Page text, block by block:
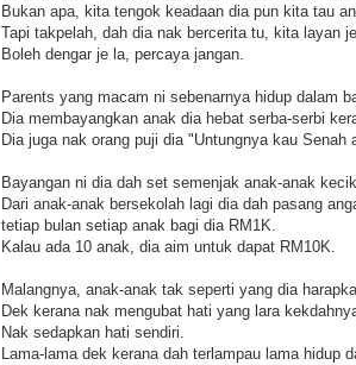
Bukan apa, kita tengok keadaan dia pun kita tau
Tapi takpelah, dah dia nak bercerita tu, kita layan
Boleh dengar je la, percaya jangan.
Parents yang macam ni sebenarnya hidup dalam
Dia membayangkan anak dia hebat serba-serbi
Dia juga nak orang puji dia "Untungnya kau Senah
Bayangan ni dia dah set semenjak anak-anak
Dari anak-anak bersekolah lagi dia dah pasang
tetiap bulan setiap anak bagi dia RM1K.
Kalau ada 10 anak, dia aim untuk dapat RM10K.
Malangnya, anak-anak tak seperti yang dia
Dek kerana nak mengubat hati yang lara
Nak sedapkan hati sendiri.
Lama-lama dek kerana dah terlampau lama hidup